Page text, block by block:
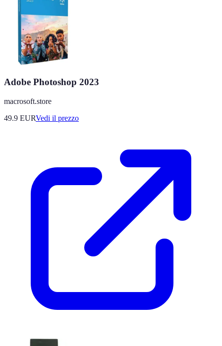
Adobe Photoshop 2023
macrosoft.store
49.9 EURVedi il prezzo